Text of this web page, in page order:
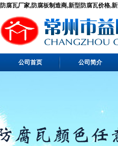
防腐瓦厂家,防腐板制造商,新型防腐瓦价格,
公司首页 公司简介